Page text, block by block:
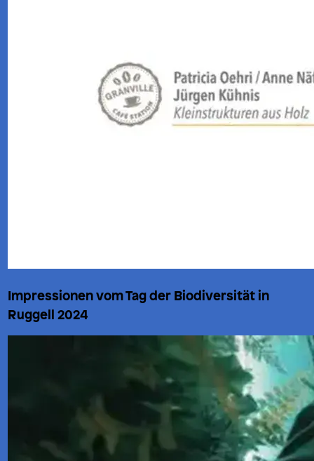
Impressionen vom Tag der Biodiversität in
Ruggell 2024